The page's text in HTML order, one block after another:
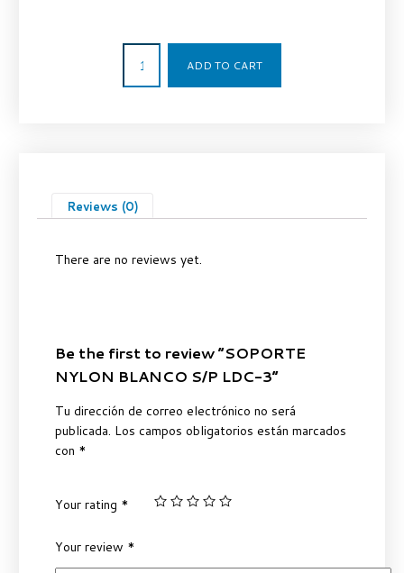
ADD TO CART
Reviews (0)
There are no reviews yet.
Be the first to review “SOPORTE
NYLON BLANCO S/P LDC-3”
Tu dirección de correo electrónico no será
publicada. Los campos obligatorios están marcados
con *
Your rating *
Your review *